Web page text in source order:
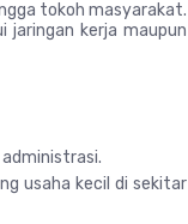
tokoh masyarakat.
jaringan kerja maupun
usaha kecil di sekitar